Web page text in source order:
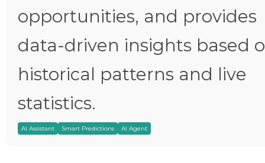
opportunities, and provides
data-driven insights based
historical patterns and live
statistics.
AI Assistant Smart Predictions AI Agent